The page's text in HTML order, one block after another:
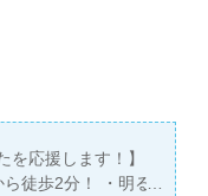
を応援します！】
徒歩2分！ ・明る